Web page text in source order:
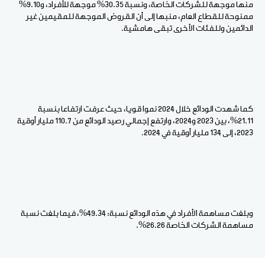
منها موجهة للشركات الخاصة، ونسبة 30.35% موجهة للأفراد، و9.10%
ممنوحة للقطاع العام، منبها إلى أن القروض الموجهة للمقيمين غير
الدائمين وللفئات الأخرى تبقى هامشية.
كما شهدت الودائع خلال 2024 نموا قويا، حيث عرفت ارتفاعا بنسبة
21.11%، بين 2023 و2024، وارتفع إجمالي رصيد الودائع من 110.7 مليار أوقية
2023، إلى 134 مليار أوقية في 2024.
وبلغت مساهمة الأفراد في هذه الودائع نسبة: 49.34%، فيما بلغت نسبة
مساهمة الشركات الخاصة 26.26%.